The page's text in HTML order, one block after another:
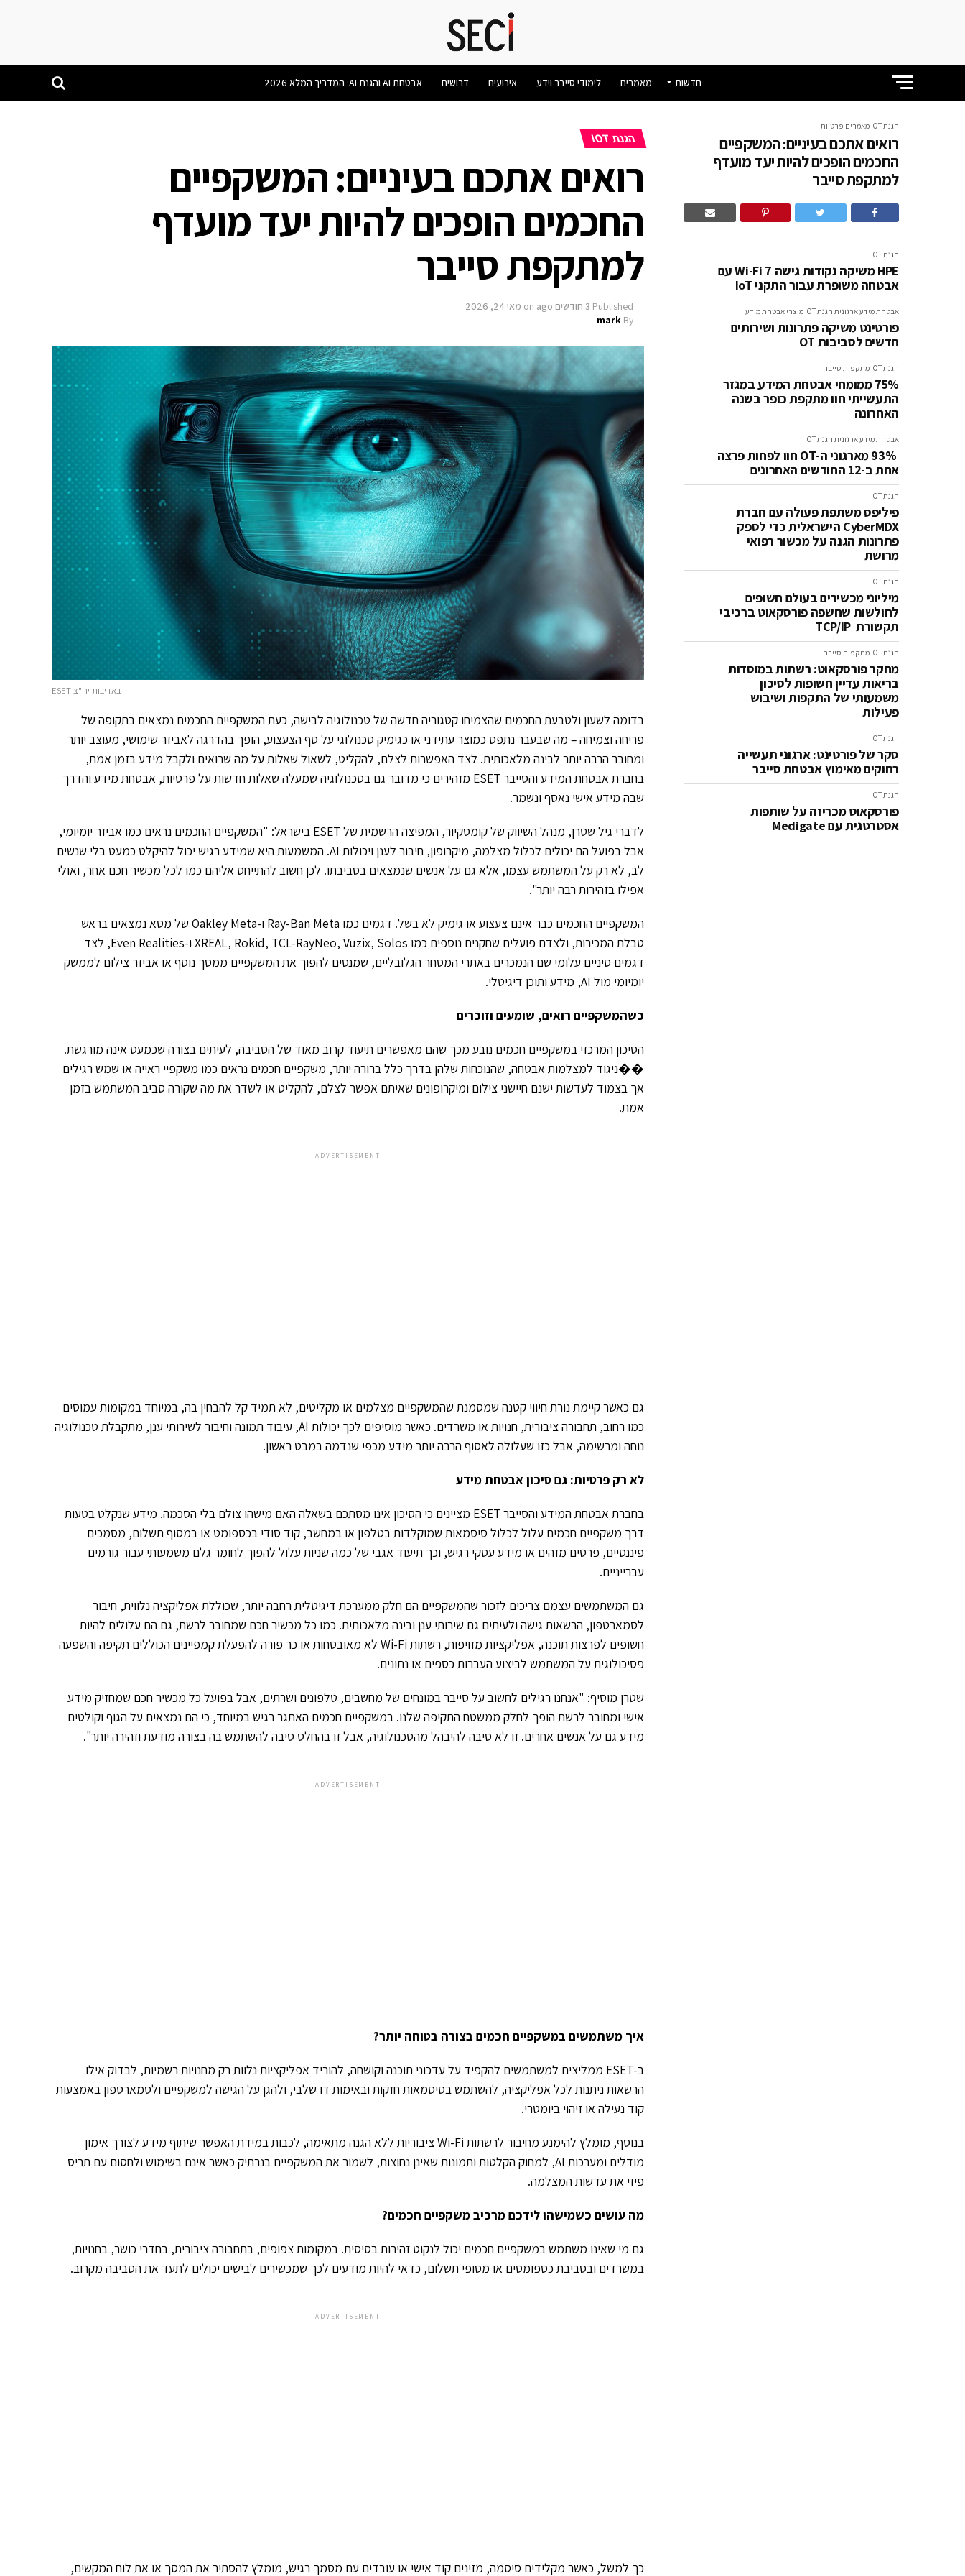
חדשות מאמרים לימודי סייבר וידע אירועים דרושים אבטחת AI והגנת AI: המדריך המלא 2026
הגנת IOT מאמרים פרטיות
רואים אתכם בעיניים: המשקפיים
החכמים הופכים להיות יעד מועדף
למתקפת סייבר
הגנת IOT
HPE משיקה נקודות גישה Wi-Fi 7 עם
אבטחה משופרת עבור התקני IoT
אבטחת מידע ארגונית הגנת IOT מוצרי אבטחת מידע
פורטינט משיקה פתרונות ושירותים
חדשים לסביבות OT
הגנת IOT מתקפות סייבר
75% ממומחי אבטחת המידע במגזר
התעשייתי חוו מתקפת כופר בשנה
האחרונה
אבטחת מידע ארגונית הגנת IOT
93% מארגוני ה-OT חוו לפחות פרצה
אחת ב-12 החודשים האחרונים
הגנת IOT
פיליפס משתפת פעולה עם חברת
CyberMDX הישראלית כדי לספק
פתרונות הגנה על מכשור רפואי
מרושת
הגנת IOT
מיליוני מכשירים בעולם חשופים
לחולשות שחשפה פורסקאוט ברכיבי
תקשורת TCP/IP ‎
הגנת IOT מתקפות סייבר
מחקר פורסקאוט: רשתות במוסדות
בריאות עדיין חשופות לסיכון
משמעותי של התקפות ושיבוש
פעילות
הגנת IOT
סקר של פורטינט: ארגוני תעשייה
רחוקים מאימוץ אבטחת סייבר
הגנת IOT
פורסקאוט מכריזה על שותפות
אסטרטגית עם Medigate
הגנת IOT
רואים אתכם בעיניים: המשקפיים
החכמים הופכים להיות יעד מועדף
למתקפת סייבר
Published 3 חודשים ago on מאי 24, 2026
By
mark
באדיבות יח"צ ESET
בדומה לשעון ולטבעת החכמים שהצמיחו קטגוריה חדשה של טכנולוגיה לבישה, כעת המשקפיים החכמים נמצאים בתקופה של
פריחה וצמיחה – מה שבעבר נתפס כמוצר עתידני או כגימיק טכנולוגי על סף הצעצוע, הופך בהדרגה לאביזר שימושי, מעוצב יותר
ומחובר הרבה יותר לבינה מלאכותית. לצד האפשרות לצלם, להקליט, לשאול שאלות על מה שרואים ולקבל מידע בזמן אמת,
בחברת אבטחת המידע והסייבר ESET מזהירים כי מדובר גם בטכנולוגיה שמעלה שאלות חדשות על פרטיות, אבטחת מידע והדרך
שבה מידע אישי נאסף ונשמר.
לדברי גיל שטרן, מנהל השיווק של קומסקיור, המפיצה הרשמית של ESET בישראל: "המשקפיים החכמים נראים כמו אביזר יומיומי,
אבל בפועל הם יכולים לכלול מצלמה, מיקרופון, חיבור לענן ויכולות AI. המשמעות היא שמידע רגיש יכול להיקלט כמעט בלי שנשים
לב, לא רק על המשתמש עצמו, אלא גם על אנשים שנמצאים בסביבתו. לכן חשוב להתייחס אליהם כמו לכל מכשיר חכם אחר, ואולי
אפילו בזהירות רבה יותר".
המשקפיים החכמים כבר אינם צעצוע או גימיק לא בשל. דגמים כמו Ray-Ban Meta ו-Oakley Meta של מטא נמצאים בראש
טבלת המכירות, ולצדם פועלים שחקנים נוספים כמו XREAL, Rokid, TCL-RayNeo, Vuzix, Solos ו-Even Realities, לצד
דגמים סיניים עלומי שם הנמכרים באתרי המסחר הגלובליים, שמנסים להפוך את המשקפיים ממסך נוסף או אביזר צילום לממשק
יומיומי מול AI, מידע ותוכן דיגיטלי.
כשהמשקפיים רואים, שומעים וזוכרים
הסיכון המרכזי במשקפיים חכמים נובע מכך שהם מאפשרים תיעוד קרוב מאוד של הסביבה, לעיתים בצורה שכמעט אינה מורגשת.
��ניגוד למצלמות אבטחה, שהנוכחות שלהן בדרך כלל ברורה יותר, משקפיים חכמים נראים כמו משקפיי ראייה או שמש רגילים
אך בצמוד לעדשות ישנם חיישני צילום ומיקרופונים שאיתם אפשר לצלם, להקליט או לשדר את מה שקורה סביב המשתמש בזמן
אמת.
ADVERTISEMENT
גם כאשר קיימת נורת חיווי קטנה שמסמנת שהמשקפיים מצלמים או מקליטים, לא תמיד קל להבחין בה, במיוחד במקומות עמוסים
כמו רחוב, תחבורה ציבורית, חנויות או משרדים. כאשר מוסיפים לכך יכולות AI, עיבוד תמונה וחיבור לשירותי ענן, מתקבלת טכנולוגיה
נוחה ומרשימה, אבל כזו שעלולה לאסוף הרבה יותר מידע מכפי שנדמה במבט ראשון.
לא רק פרטיות: גם סיכון אבטחת מידע
בחברת אבטחת המידע והסייבר ESET מציינים כי הסיכון אינו מסתכם בשאלה האם מישהו צולם בלי הסכמה. מידע שנקלט בטעות
דרך משקפיים חכמים עלול לכלול סיסמאות שמוקלדות בטלפון או במחשב, קוד סודי בכספומט או במסוף תשלום, מסמכים
פיננסיים, פרטים מזהים או מידע עסקי רגיש, וכך תיעוד אגבי של כמה שניות עלול להפוך לחומר גלם משמעותי עבור גורמים
עברייניים.
גם המשתמשים עצמם צריכים לזכור שהמשקפיים הם חלק ממערכת דיגיטלית רחבה יותר, שכוללת אפליקציה נלווית, חיבור
לסמארטפון, הרשאות גישה ולעיתים גם שירותי ענן ובינה מלאכותית. כמו כל מכשיר חכם שמחובר לרשת, גם הם עלולים להיות
חשופים לפרצות תוכנה, אפליקציות מזויפות, רשתות Wi-Fi לא מאובטחות או כר פורה להפעלת קמפיינים הכוללים תקיפה והשפעה
פסיכולוגית על המשתמש לביצוע העברות כספים או נתונים.
שטרן מוסיף: "אנחנו רגילים לחשוב על סייבר במונחים של מחשבים, טלפונים ושרתים, אבל בפועל כל מכשיר חכם שמחזיק מידע
אישי ומחובר לרשת הופך לחלק ממשטח התקיפה שלנו. במשקפיים חכמים האתגר רגיש במיוחד, כי הם נמצאים על הגוף וקולטים
מידע גם על אנשים אחרים. זו לא סיבה להיבהל מהטכנולוגיה, אבל זו בהחלט סיבה להשתמש בה בצורה מודעת וזהירה יותר".
ADVERTISEMENT
איך משתמשים במשקפיים חכמים בצורה בטוחה יותר?
ב-ESET ממליצים למשתמשים להקפיד על עדכוני תוכנה וקושחה, להוריד אפליקציות נלוות רק מחנויות רשמיות, לבדוק אילו
הרשאות ניתנות לכל אפליקציה, להשתמש בסיסמאות חזקות ובאימות דו שלבי, ולהגן על הגישה למשקפיים ולסמארטפון באמצעות
קוד נעילה או זיהוי ביומטרי.
בנוסף, מומלץ להימנע מחיבור לרשתות Wi-Fi ציבוריות ללא הגנה מתאימה, לכבות במידת האפשר שיתוף מידע לצורך אימון
מודלים ומערכות AI, למחוק הקלטות ותמונות שאינן נחוצות, לשמור את המשקפיים בנרתיק כאשר אינם בשימוש ולחסום עם תריס
פיזי את עדשות המצלמה.
מה עושים כשמישהו לידכם מרכיב משקפיים חכמים?
גם מי שאינו משתמש במשקפיים חכמים יכול לנקוט זהירות בסיסית. במקומות צפופים, בתחבורה ציבורית, בחדרי כושר, בחנויות,
במשרדים ובסביבת כספומטים או מסופי תשלום, כדאי להיות מודעים לכך שמכשירים לבישים יכולים לתעד את הסביבה מקרוב.
ADVERTISEMENT
כך למשל, כאשר מקלידים סיסמה, מזינים קוד אישי או עובדים עם מסמך רגיש, מומלץ להסתיר את המסך או את לוח המקשים,